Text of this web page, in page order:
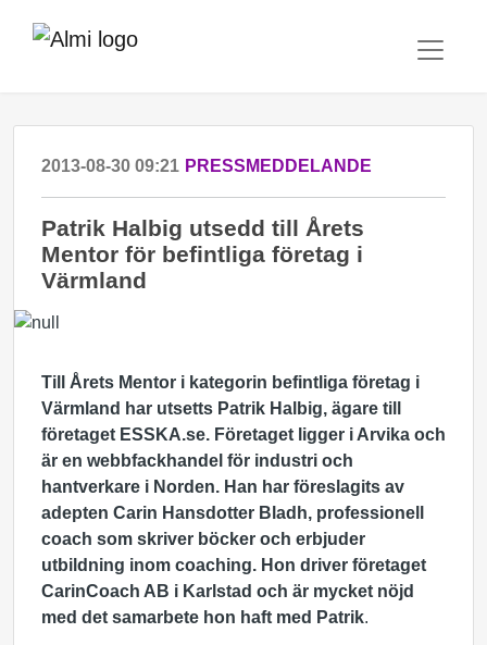
2013-08-30 09:21 PRESSMEDDELANDE
Patrik Halbig utsedd till Årets
Mentor för befintliga företag i
Värmland
Till Årets Mentor i kategorin befintliga företag i
Värmland har utsetts Patrik Halbig, ägare till
företaget ESSKA.se. Företaget ligger i Arvika och
är en webbfackhandel för industri och
hantverkare i Norden. Han har föreslagits av
adepten Carin Hansdotter Bladh, professionell
coach som skriver böcker och erbjuder
utbildning inom coaching. Hon driver företaget
CarinCoach AB i Karlstad och är mycket nöjd
med det samarbete hon haft med Patrik.